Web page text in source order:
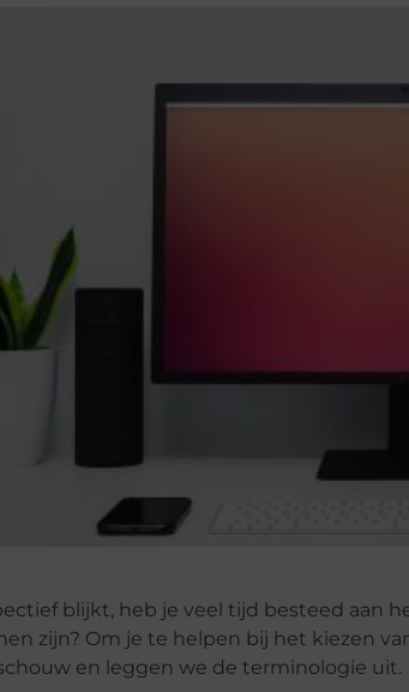
blijkt, heb je veel tijd besteed aan
zijn? Om je te helpen bij het kiezen
en leggen we de terminologie uit.